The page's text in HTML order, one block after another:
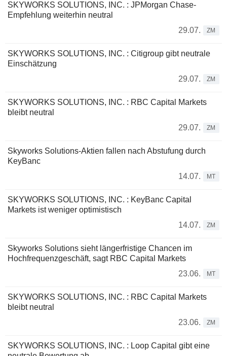
SKYWORKS SOLUTIONS, INC. : JPMorgan Chase-
Empfehlung weiterhin neutral
29.07.
ZM
SKYWORKS SOLUTIONS, INC. : Citigroup gibt neutrale
Einschätzung
29.07.
ZM
SKYWORKS SOLUTIONS, INC. : RBC Capital Markets
bleibt neutral
29.07.
ZM
Skyworks Solutions-Aktien fallen nach Abstufung durch
KeyBanc
14.07.
MT
SKYWORKS SOLUTIONS, INC. : KeyBanc Capital
Markets ist weniger optimistisch
14.07.
ZM
Skyworks Solutions sieht längerfristige Chancen im
Hochfrequenzgeschäft, sagt RBC Capital Markets
23.06.
MT
SKYWORKS SOLUTIONS, INC. : RBC Capital Markets
bleibt neutral
23.06.
ZM
SKYWORKS SOLUTIONS, INC. : Loop Capital gibt eine